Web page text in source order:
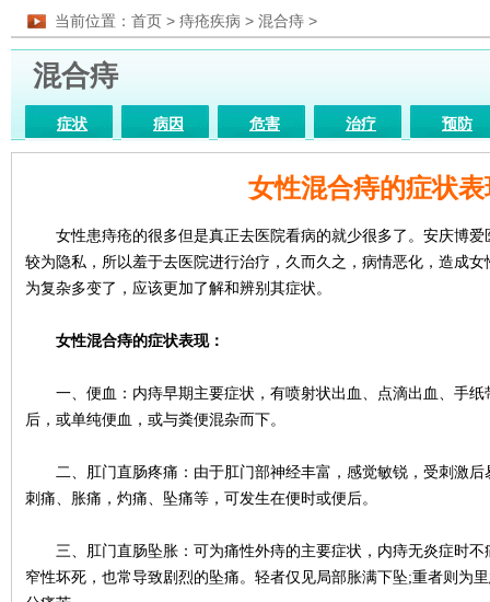
当前位置： 首页 > 痔疮疾病 > 混合痔 >
混合痔
症状 病因 危害 治疗 预防
女性混合痔的症状
女性患痔疮的很多但是真正去医院看病的就少很多了。安庆博爱
较为隐私，所以羞于去医院进行治疗，久而久之，病情恶化，造成
为复杂多变了，应该更加了解和辨别其症状。
女性混合痔的症状表现：
一、便血：内痔早期主要症状，有喷射状出血、点滴出血、手纸
后，或单纯便血，或与粪便混杂而下。
二、肛门直肠疼痛：由于肛门部神经丰富，感觉敏锐，受刺激后
刺痛、胀痛，灼痛、坠痛等，可发生在便时或便后。
三、肛门直肠坠胀：可为痛性外痔的主要症状，内痔无炎症时不
窄性坏死，也常导致剧烈的坠痛。轻者仅见局部胀满下坠;重者则为